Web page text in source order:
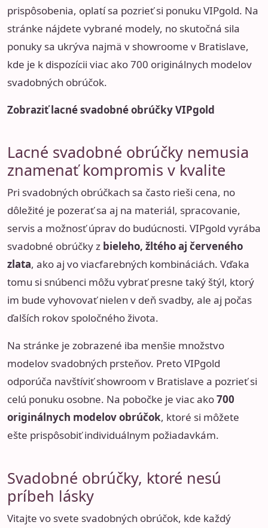
prispôsobenia, oplatí sa pozrieť si ponuku VIPgold. Na
stránke nájdete vybrané modely, no skutočná sila
ponuky sa ukrýva najmä v showroome v Bratislave,
kde je k dispozícii viac ako 700 originálnych modelov
svadobných obrúčok.
Zobraziť lacné svadobné obrúčky VIPgold
Lacné svadobné obrúčky nemusia
znamenať kompromis v kvalite
Pri svadobných obrúčkach sa často rieši cena, no
dôležité je pozerať sa aj na materiál, spracovanie,
servis a možnosť úprav do budúcnosti. VIPgold vyrába
svadobné obrúčky z bieleho, žltého aj červeného
zlata, ako aj vo viacfarebných kombináciách. Vďaka
tomu si snúbenci môžu vybrať presne taký štýl, ktorý
im bude vyhovovať nielen v deň svadby, ale aj počas
ďalších rokov spoločného života.
Na stránke je zobrazené iba menšie množstvo
modelov svadobných prsteňov. Preto VIPgold
odporúča navštíviť showroom v Bratislave a pozrieť si
celú ponuku osobne. Na pobočke je viac ako700
originálnych modelov obrúčok, ktoré si môžete
ešte prispôsobiť individuálnym požiadavkám.
Svadobné obrúčky, ktoré nesú
príbeh lásky
Vitajte vo svete svadobných obrúčok, kde každý